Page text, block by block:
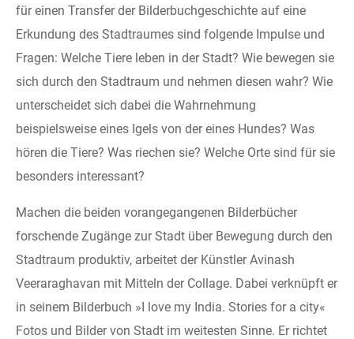
für einen Transfer der Bilderbuchgeschichte auf eine
Erkundung des Stadtraumes sind folgende Impulse und
Fragen: Welche Tiere leben in der Stadt? Wie bewegen sie
sich durch den Stadtraum und nehmen diesen wahr? Wie
unterscheidet sich dabei die Wahrnehmung
beispielsweise eines Igels von der eines Hundes? Was
hören die Tiere? Was riechen sie? Welche Orte sind für sie
besonders interessant?
Machen die beiden vorangegangenen Bilderbücher
forschende Zugänge zur Stadt über Bewegung durch den
Stadtraum produktiv, arbeitet der Künstler Avinash
Veeraraghavan mit Mitteln der Collage. Dabei verknüpft er
in seinem Bilderbuch »I love my India. Stories for a city«
Fotos und Bilder von Stadt im weitesten Sinne. Er richtet